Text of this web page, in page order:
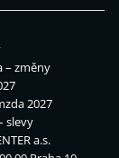
– změny
2027
slevy
a.s.